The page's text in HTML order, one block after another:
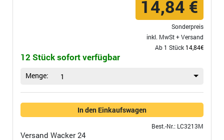
14,84 €
Sonderpreis
inkl. MwSt +Versand
Ab 1 Stück 14,84€
12 Stück sofort verfügbar
Menge: 1
In den Einkaufswagen
Best.-Nr.: LC3213M
Versand Wacker 24